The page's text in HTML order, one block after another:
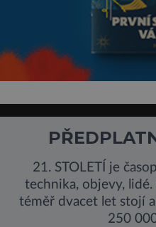
21. STOLETÍ je
technika, objevy,
téměř dvacet let stojí
250